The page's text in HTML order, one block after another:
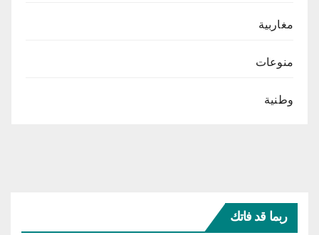
مغاربية
منوعات
وطنية
ربما قد فاتك